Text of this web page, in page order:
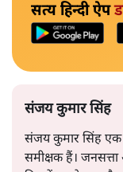
सत्य हिन्दी ऐप
संजय कुमार सिंह
संजय कुमार सिंह
समीक्षक हैं।